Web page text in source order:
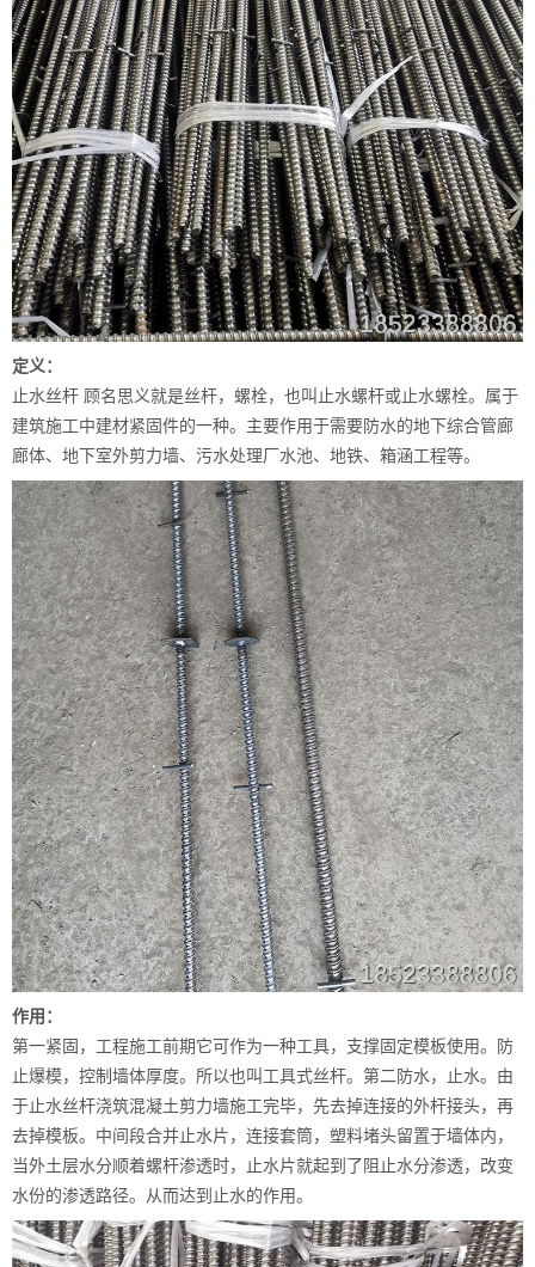
定义：
止水丝杆 顾名思义就是丝杆，螺栓，也叫止水螺杆或止水螺栓。属于
建筑施工中建材紧固件的一种。主要作用于需要防水的地下综合管廊
廊体、地下室外剪力墙、污水处理厂水池、地铁、箱涵工程等。
作用：
第一紧固，工程施工前期它可作为一种工具，支撑固定模板使用。防
止爆模，控制墙体厚度。所以也叫工具式丝杆。第二防水，止水。由
于止水丝杆浇筑混凝土剪力墙施工完毕，先去掉连接的外杆接头，再
去掉模板。中间段合并止水片，连接套筒，塑料堵头留置于墙体内，
当外土层水分顺着螺杆渗透时，止水片就起到了阻止水分渗透，改变
水份的渗透路径。从而达到止水的作用。